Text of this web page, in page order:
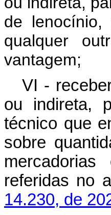
de
qualquer
vantagem;
VI -
ou indireta,
técnico que
sobre
referidas
14.230, de